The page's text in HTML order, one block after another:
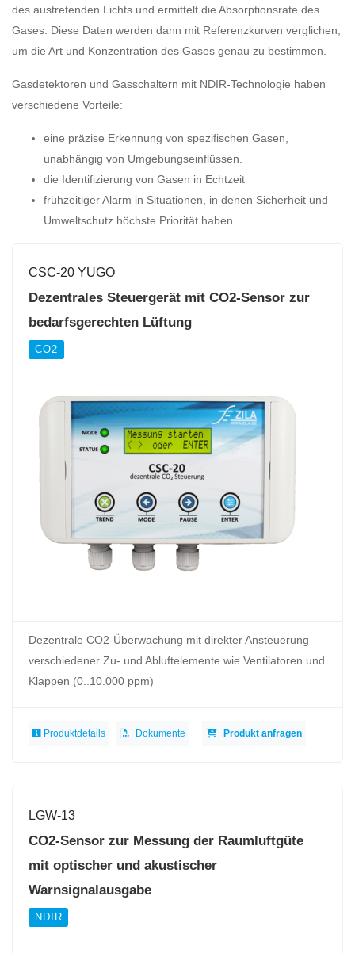
des austretenden Lichts und ermittelt die Absorptionsrate des
Gases. Diese Daten werden dann mit Referenzkurven verglichen,
um die Art und Konzentration des Gases genau zu bestimmen.
Gasdetektoren und Gasschaltern mit NDIR-Technologie haben
verschiedene Vorteile:
eine präzise Erkennung von spezifischen Gasen,
unabhängig von Umgebungseinflüssen.
die Identifizierung von Gasen in Echtzeit
frühzeitiger Alarm in Situationen, in denen Sicherheit und
Umweltschutz höchste Priorität haben
CSC-20 YUGO
Dezentrales Steuergerät mit CO2-Sensor zur
bedarfsgerechten Lüftung
CO2
Dezentrale CO2-Überwachung mit direkter Ansteuerung
verschiedener Zu- und Abluftelemente wie Ventilatoren und
Klappen (0..10.000 ppm)
Produktdetails Dokumente Produkt anfragen
LGW-13
CO2-Sensor zur Messung der Raumluftgüte
mit optischer und akustischer
Warnsignalausgabe
NDIR